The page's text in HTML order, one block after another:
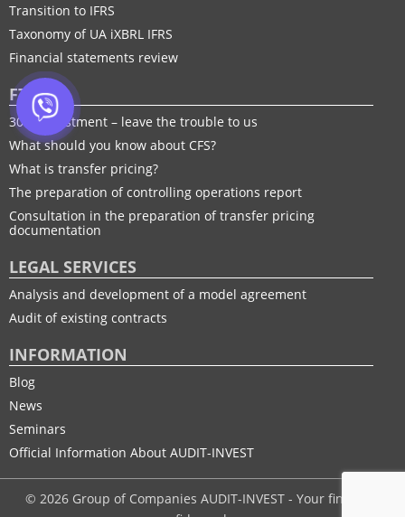
Transition to IFRS
Taxonomy of UA іXBRL IFRS
Financial statements review
FTP
30% adjustment – leave the trouble to us
What should you know about CFS?
What is transfer pricing?
The preparation of controlling operations report
Consultation in the preparation of transfer pricing
documentation
LEGAL SERVICES
Analysis and development of a model agreement
Audit of existing contracts
INFORMATION
Blog
News
Seminars
Official Information About AUDIT-INVEST
© 2026 Group of Companies AUDIT-INVEST - Your financial